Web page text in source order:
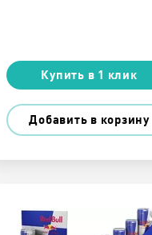
Купить в 1 клик
Добавить в корзину